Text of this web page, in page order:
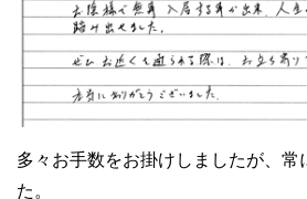
多々お手数をお掛けしましたが、常
た。